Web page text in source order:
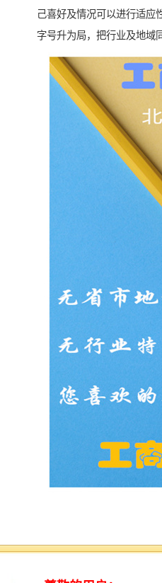
己喜好及情况可以进行适应
字号升为局，把行业及地域